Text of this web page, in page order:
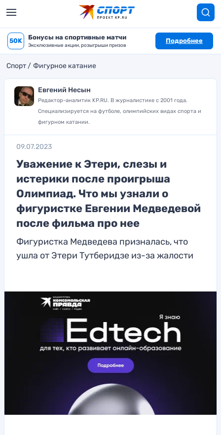
50K Бонусы на спортивные матчи
Эксклюзивные акции, розыгрыши призов
Подробнее
Спорт Фигурное катание
Евгений Несын
Редактор-аналитик KP.RU. В журналистике с 2001 года.
Специализируется на футболе, олимпийских видах спорта и
фигурном катании.
09.07.2023
Уважение к Этери, слезы и
истерики после проигрыша
Олимпиад. Что мы узнали о
фигуристке Евгении Медведевой
после фильма про нее
Фигуристка Медведева призналась, что
ушла от Этери Тутберидзе из-за жалости